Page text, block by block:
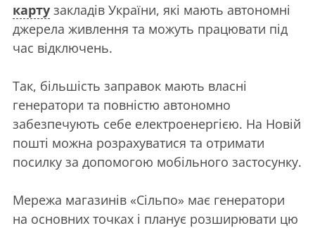
карту закладів України, які мають автономні
джерела живлення та можуть працювати під
час відключень.
Так, більшість заправок мають власні
генератори та повністю автономно
забезпечують себе електроенергією. На Новій
пошті можна розрахуватися та отримати
посилку за допомогою мобільного застосунку.
Мережа магазинів «Сільпо» має генератори
на основних точках і планує розширювати цю